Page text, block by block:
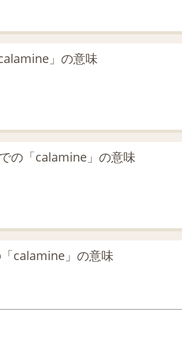
」の意味
の「calamine」の意味
calamine」の意味